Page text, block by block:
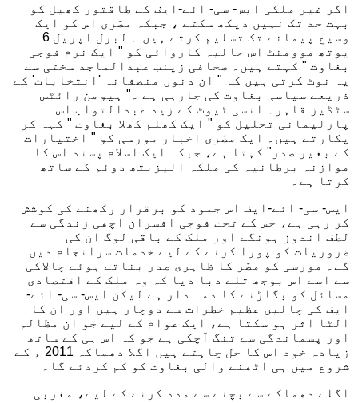
اگر غیر ملکی ایس- سی- ائے-ایف کے طاقتور کھیل کو
بہت حد تک نہیں دیکھ سکتے ، جبکہ مصّری اس کو ایک
وسیع پیمانے تک تسلیم کرتے ہیں ۔ لبرل اپریل 6
یوتھ موومنٹ اس حالیہ کاروائی کو " ایک نرم فوجی
بغاوت " کہتے ہیں۔ صحافی زینب عبدالماجد سختی سے
یہ نوٹ کرتی ہیں کہ " ان دنوں منصفانہ 'انتخابات' کے
ذریعے سیاسی بغاوت کی جارہی ہے ۔" ہیومن رائٹس
سٹڈیز قاہرہ انسی ٹیوٹ کے زید عبدالتواب اس
پارلیمانی تحلیل کو " ایک کھلم کھلا بغاوت " کہہ کر
پکارتے ہیں۔ ایک مصّری اخبار مورسی کو " اختیارات
کے بغیر صدر" کہتا ہے، جبکہ ایک اسلام پسند اس کا
موازنہ برطانیہ کی ملکہ الیزبتھ دوئم کے ساتھ
کرتا ہے۔
ایس- سی- ائے-ایف اس جمود کو برقرار رکھنے کی کوشش
کر رہی ہے، جس کے تحت فوجی افسران اچھی زندگی سے
لطف اندوز ہونگے اور ملک کے باقی لوگ ان کی
ضروریات کو پورا کرنے کے لیے خدمات سرانجام دیں
گے۔ مورسی کو مصّر کا ظاہری صدر بناتے ہوئے چالاکی
سے اسے اس بوجھ تلے دبا دیا کہ وہ ملک کے اقتصادی
مسائل کو بگاڑنے کا ذمہ دار ہے لیکن ایس- سی- ائے-
ایف کی چالیں عظیم خطرات سے دوچار ہیں اور ان کا
الٹا اثر ہو سکتا ہے، ایک عوام کے لیے جو ان مظالم
اور پسماندگی سے تنگ آچکی ہے جو کہ اس ہی کے ساتھ
زیادہ خود اس کا حل چاہتے ہیں اگلا دھماکہ 2011 ء کے
شروع میں ہی اٹھنے والی بغاوت کو کم کردئے گا۔
اگلے دھماکے سے بچنے سے مدد کرنے کے لیے، مغربی